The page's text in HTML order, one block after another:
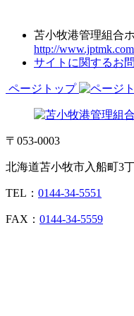
苫小牧港管理組合
http://
サイトに関するお
ページトップ
〒053-0003
北海道苫小牧市入船町3
TEL： 0144-34-5551
FAX： 0144-34-5559